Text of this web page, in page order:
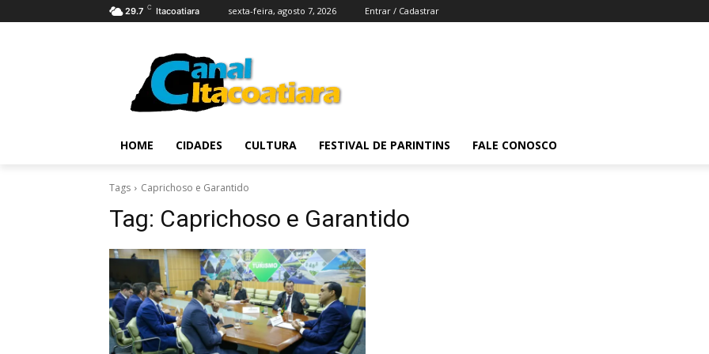
29.7 C Itacoatiara sexta-feira, agosto 7, 2026 Entrar / Cadastrar
HOME CIDADES CULTURA FESTIVAL DE PARINTINS FALE CONOSCO
Tags Caprichoso e Garantido
Tag: Caprichoso e Garantido